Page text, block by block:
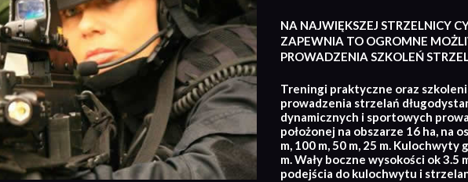
NA NAJWIĘKSZEJ STRZELNICY
ZAPEWNIA TO OGROMNE
PROWADZENIA SZKOLEŃ
Treningi praktyczne oraz
prowadzenia strzelań
dynamicznych i sportowych
położonej na obszarze 16 ha, na
m, 100 m, 50 m, 25 m. Kulochwyty
m. Wały boczne wysokości ok 3.5
podejścia do kulochwytu i